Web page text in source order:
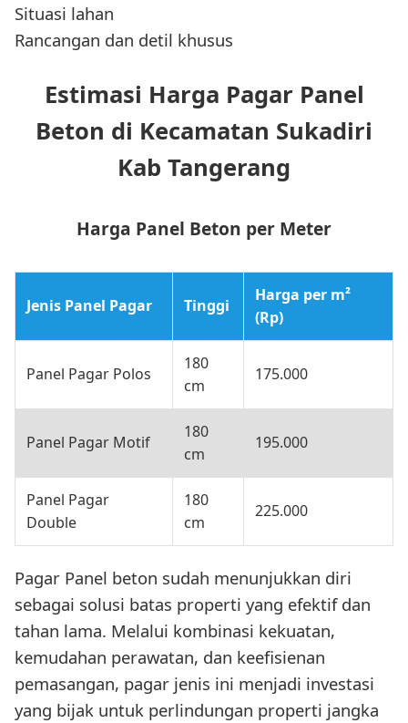
Situasi lahan
Rancangan dan detil khusus
Estimasi Harga Pagar Panel
Beton di Kecamatan Sukadiri
Kab Tangerang
Harga Panel Beton per Meter
Jenis Panel Pagar Tinggi
Harga per m²
(Rp)
Panel Pagar Polos
180
cm
175.000
Panel Pagar Motif
180
cm
195.000
Panel Pagar
Double
180
cm
225.000
Pagar Panel beton sudah menunjukkan diri
sebagai solusi batas properti yang efektif dan
tahan lama. Melalui kombinasi kekuatan,
kemudahan perawatan, dan keefisienan
pemasangan, pagar jenis ini menjadi investasi
yang bijak untuk perlindungan properti jangka